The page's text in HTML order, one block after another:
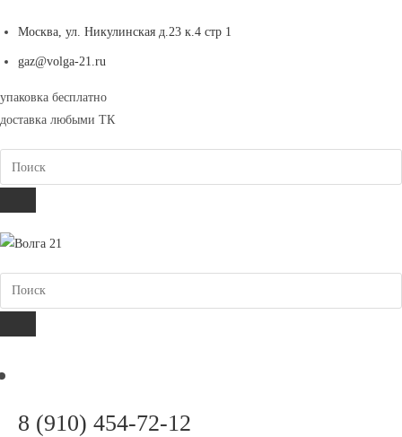
Москва, ул. Никулинская д.23 к.4 стр 1
gaz@volga-21.ru
вашем
приложении
упаковка бесплатно
доставка любыми ТК
Поиск
Поиск
8 (910) 454-72-12